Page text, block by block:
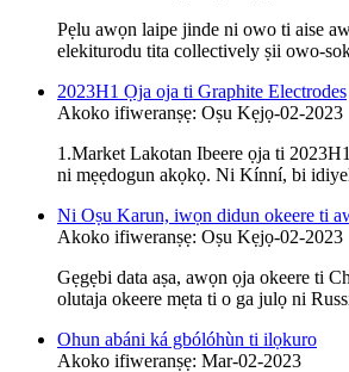
Pẹlu awọn laipe jinde ni owo ti aise
elekiturodu tita collectively ṣii owo-
2023H1 Ọja oja ti Graphite Electrodes
Akoko ifiweranṣẹ: Oṣu Kẹjọ-02-2023
1.Market Lakotan Ibeere ọja ti
ni mẹẹdogun akọkọ. Ni Kínní, bi
Ni Oṣu Karun, iwọn didun okeere ti
Akoko ifiweranṣẹ: Oṣu Kẹjọ-02-2023
Gẹgẹbi data aṣa, awọn ọja okeere ti
olutaja okeere mẹta ti o ga julọ ni
Ohun abáni ká gbólóhùn ti ilọkuro
Akoko ifiweranṣẹ: Mar-02-2023